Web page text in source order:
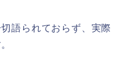
語られておらず、実際